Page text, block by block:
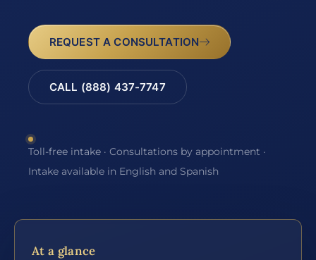
REQUEST A CONSULTATION
CALL (888) 437-7747
Toll-free intake · Consultations by appointment ·
Intake available in English and Spanish
At a glance